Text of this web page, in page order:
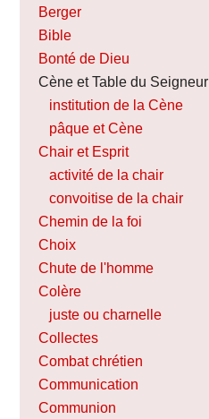
Berger
Bible
Bonté de Dieu
Cène et Table du Seigneur
institution de la Cène
pâque et Cène
Chair et Esprit
activité de la chair
convoitise de la chair
Chemin de la foi
Choix
Chute de l'homme
Colère
juste ou charnelle
Collectes
Combat chrétien
Communication
Communion